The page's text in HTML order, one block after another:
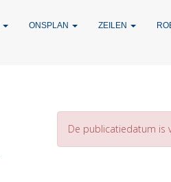
ONSPLAN ZEILEN
De publicatiedatum is